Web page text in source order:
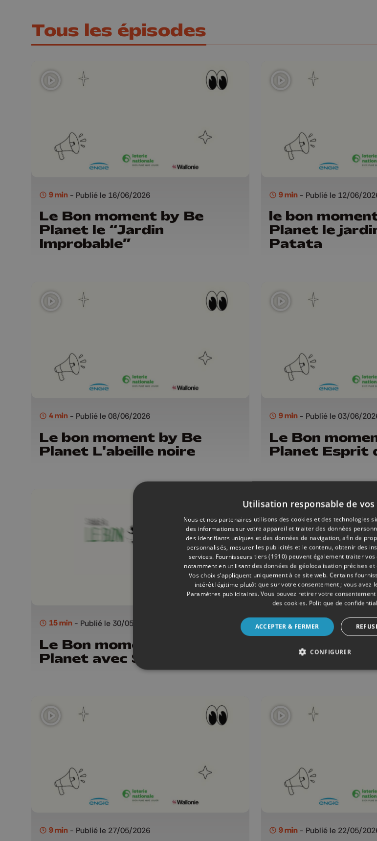
Tous les épisodes
9 min - Publié le 16/06/2026
Le Bon moment by Be
Planet le “Jardin
Improbable”
9 min - Publié le 12/06/
le bon
Planet le
Patata
4 min - Publié le 08/06/2026
Le bon moment by Be
Planet L'abeille noire
9 min - Publié le 03/06/
Le Bon
Planet
15 min - Publié le 30/05/2026
Le Bon moment by Be
Planet avec Saule
9 min- Publié le 29/05/
Le Bon
Planet Impros
9 min - Publié le 27/05/2026 9 min - Publié le 22/05/
Utilisation responsable de vos
Nous et nos partenaires utilisons des cookies et des technologies
des informations sur votre appareil et traiter des données
des identifiants uniques et des données de navigation, afin de
personnalisés, mesurer les publicités et le contenu, obtenir des
services. Fournisseurs tiers (1910) peuvent également traiter vos
notamment en utilisant des données de géolocalisation précises
Vos choix s’appliquent uniquement à ce site web. Certains
intérêt légitime plutôt que sur votre consentement ; vous avez
Paramètres publicitaires. Vous pouvez retirer votre
des cookies. Politique de
ACCEPTER & FERMER
CONFIGURER